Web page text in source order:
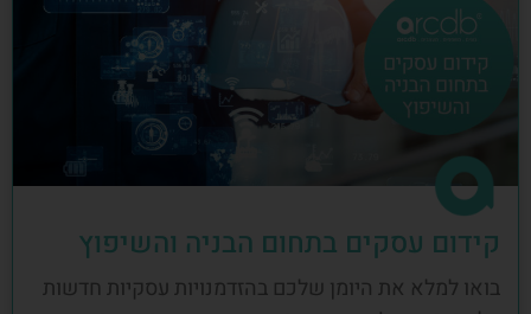
קידום עסקים בתחום הבניה והשיפוץ
בואו למלא את היומן שלכם בהזדמנויות עסקיות חדשות